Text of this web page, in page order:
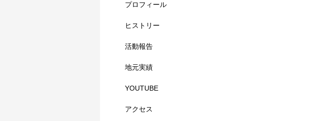
プロフィール
ヒストリー
活動報告
地元実績
YOUTUBE
アクセス